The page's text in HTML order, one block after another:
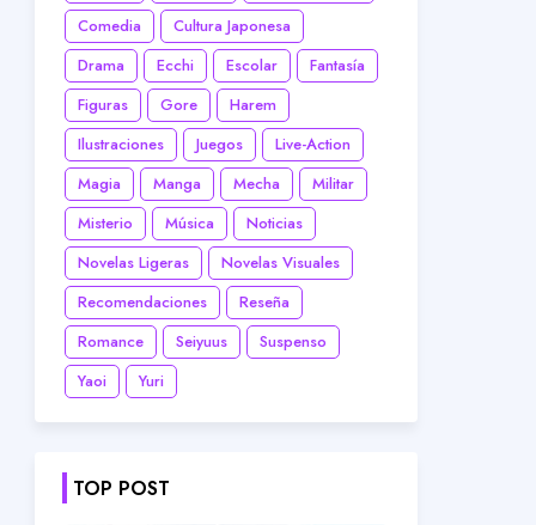
Comedia
Cultura Japonesa
Drama
Ecchi Escolar
Fantasía
Figuras
Gore
Harem
Ilustraciones
Juegos
Live-Action
Magia
Manga Mecha
Militar
Misterio
Música
Noticias
Novelas Ligeras
Novelas Visuales
Recomendaciones
Reseña
Romance
Seiyuus
Suspenso
Yaoi
Yuri
TOP POST